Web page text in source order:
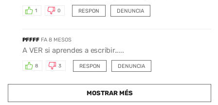
RESPON
1 0 DENUNCIA
PFFFF FA 8 MESOS
A VER si aprendes a escribir.....
RESPON
8 3 DENUNCIA
MOSTRAR MÉS